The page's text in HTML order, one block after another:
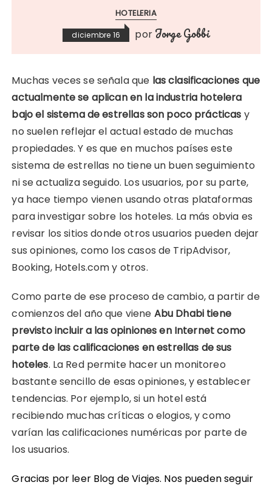
HOTELERIA
diciembre 16 por Jorge Gobbi
Muchas veces se señala que las clasificaciones que
actualmente se aplican en la industria hotelera
bajo el sistema de estrellas son poco prácticas y
no suelen reflejar el actual estado de muchas
propiedades. Y es que en muchos países este
sistema de estrellas no tiene un buen seguimiento
ni se actualiza seguido. Los usuarios, por su parte,
ya hace tiempo vienen usando otras plataformas
para investigar sobre los hoteles. La más obvia es
revisar los sitios donde otros usuarios pueden dejar
sus opiniones, como los casos de TripAdvisor,
Booking, Hotels.com y otros.
Como parte de ese proceso de cambio, a partir de
comienzos del año que viene Abu Dhabi tiene
previsto incluir a las opiniones en Internet como
parte de las calificaciones en estrellas de sus
hoteles. La Red permite hacer un monitoreo
bastante sencillo de esas opiniones, y establecer
tendencias. Por ejemplo, si un hotel está
recibiendo muchas críticas o elogios, y como
varían las calificaciones numéricas por parte de
los usuarios.
Gracias por leer Blog de Viajes. Nos pueden seguir